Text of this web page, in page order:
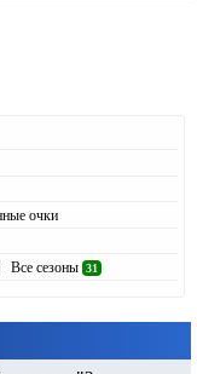
очки
Все сезоны 31